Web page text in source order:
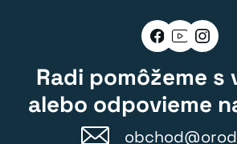
Radi pomôžeme s
alebo odpovieme